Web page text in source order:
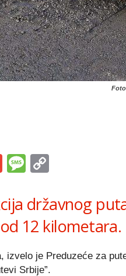
GmailMessage
državnog
12 kilometara.
izvelo je Preduzeće za
Srbije”.